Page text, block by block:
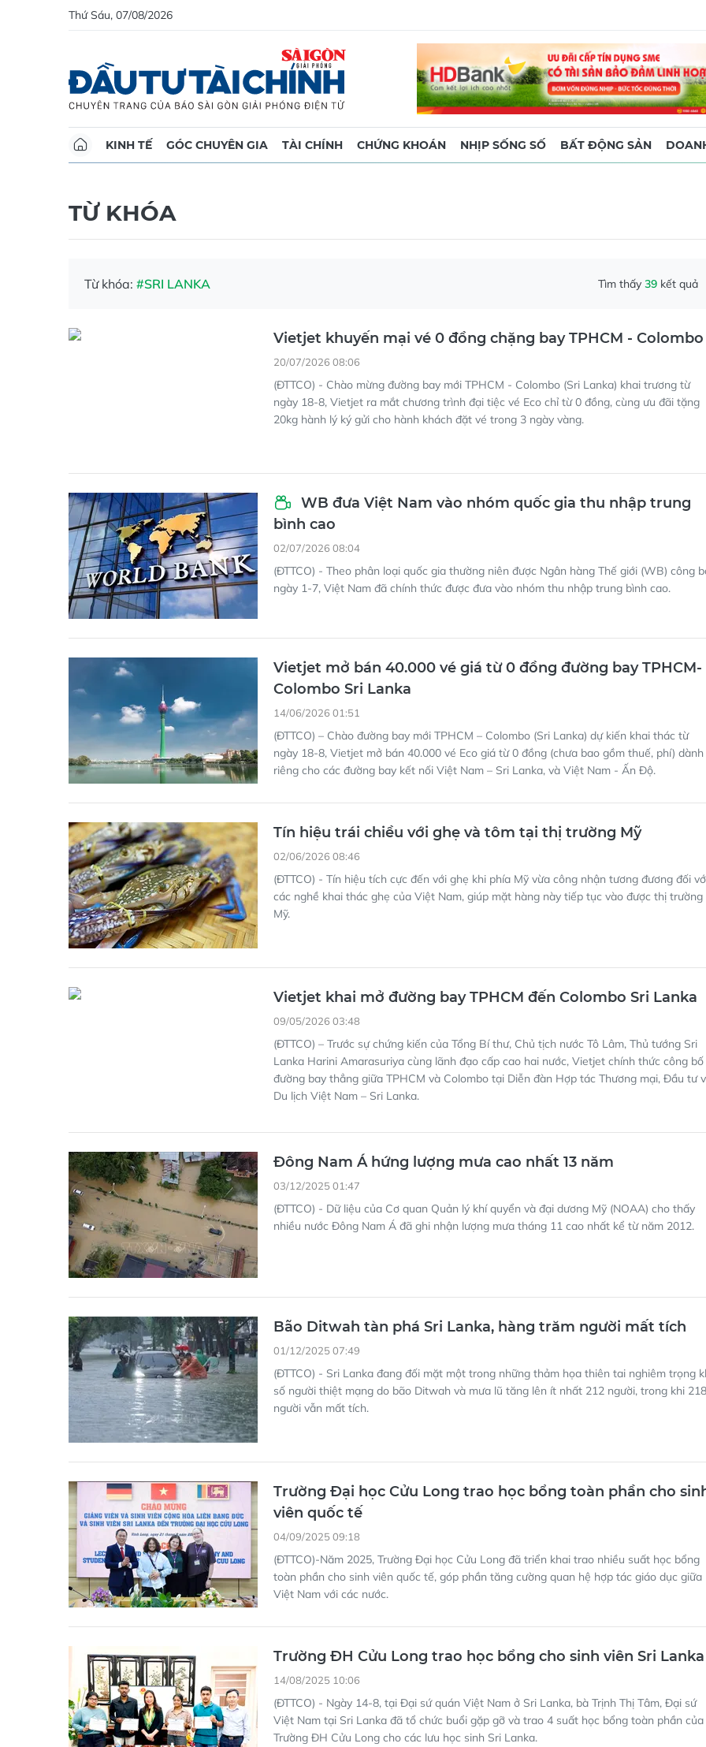
Thứ Sáu, 07/08/2026
KINH TẾ GÓC CHUYÊN GIA TÀI CHÍNH CHỨNG KHOÁN NHỊP SỐNG SỐ BẤT ĐỘNG SẢN
TỪ KHÓA
Từ khóa: #SRI LANKA Tìm thấy 39 kết quả
Vietjet khuyến mại vé 0 đồng chặng bay TPHCM - Colombo
20/07/2026 08:06
(ĐTTCO) - Chào mừng đường bay mới TPHCM - Colombo (Sri Lanka) khai trương từ
ngày 18-8, Vietjet ra mắt chương trình đại tiệc vé Eco chỉ từ 0 đồng, cùng ưu đãi tặng
20kg hành lý ký gửi cho hành khách đặt vé trong 3 ngày vàng.
WB đưa Việt Nam vào nhóm quốc gia thu nhập trung
bình cao
02/07/2026 08:04
(ĐTTCO) - Theo phân loại quốc gia thường niên được Ngân hàng Thế giới (WB) công
ngày 1-7, Việt Nam đã chính thức được đưa vào nhóm thu nhập trung bình cao.
Vietjet mở bán 40.000 vé giá từ 0 đồng đường bay TPHCM-
Colombo Sri Lanka
14/06/2026 01:51
(ĐTTCO) – Chào đường bay mới TPHCM – Colombo (Sri Lanka) dự kiến khai thác từ
ngày 18-8, Vietjet mở bán 40.000 vé Eco giá từ 0 đồng (chưa bao gồm thuế, phí) dành
riêng cho các đường bay kết nối Việt Nam – Sri Lanka, và Việt Nam - Ấn Độ.
Tín hiệu trái chiều với ghẹ và tôm tại thị trường Mỹ
02/06/2026 08:46
(ĐTTCO) - Tín hiệu tích cực đến với ghẹ khi phía Mỹ vừa công nhận tương đương đối
các nghề khai thác ghẹ của Việt Nam, giúp mặt hàng này tiếp tục vào được thị trường
Mỹ.
Vietjet khai mở đường bay TPHCM đến Colombo Sri Lanka
09/05/2026 03:48
(ĐTTCO) – Trước sự chứng kiến của Tổng Bí thư, Chủ tịch nước Tô Lâm, Thủ tướng Sri
Lanka Harini Amarasuriya cùng lãnh đạo cấp cao hai nước, Vietjet chính thức công bố
đường bay thẳng giữa TPHCM và Colombo tại Diễn đàn Hợp tác Thương mại, Đầu tư
Du lịch Việt Nam – Sri Lanka.
Đông Nam Á hứng lượng mưa cao nhất 13 năm
03/12/2025 01:47
(ĐTTCO) - Dữ liệu của Cơ quan Quản lý khí quyển và đại dương Mỹ (NOAA) cho thấy
nhiều nước Đông Nam Á đã ghi nhận lượng mưa tháng 11 cao nhất kể từ năm 2012.
Bão Ditwah tàn phá Sri Lanka, hàng trăm người mất tích
01/12/2025 07:49
(ĐTTCO) - Sri Lanka đang đối mặt một trong những thảm họa thiên tai nghiêm trọng
số người thiệt mạng do bão Ditwah và mưa lũ tăng lên ít nhất 212 người, trong khi 218
người vẫn mất tích.
Trường Đại học Cửu Long trao học bổng toàn phần cho
viên quốc tế
04/09/2025 09:18
(ĐTTCO)-Năm 2025, Trường Đại học Cửu Long đã triển khai trao nhiều suất học bổng
toàn phần cho sinh viên quốc tế, góp phần tăng cường quan hệ hợp tác giáo dục giữa
Việt Nam với các nước.
Trường ĐH Cửu Long trao học bổng cho sinh viên Sri Lanka
14/08/2025 10:06
(ĐTTCO) - Ngày 14-8, tại Đại sứ quán Việt Nam ở Sri Lanka, bà Trịnh Thị Tâm, Đại sứ
Việt Nam tại Sri Lanka đã tổ chức buổi gặp gỡ và trao 4 suất học bổng toàn phần của
Trường ĐH Cửu Long cho các lưu học sinh Sri Lanka.